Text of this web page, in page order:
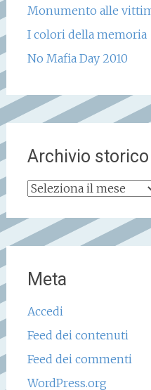
Monumento alle
I colori della memoria
No Mafia Day 2010
Archivio storico
Archivio
Meta
Accedi
Feed dei contenuti
Feed dei commenti
WordPress.org